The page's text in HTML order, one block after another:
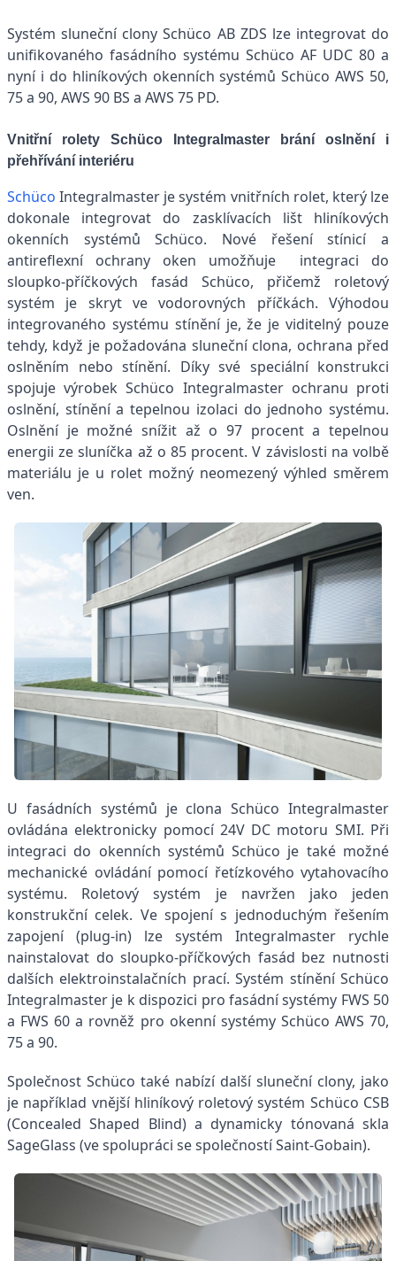
Systém sluneční clony Schüco AB ZDS lze integrovat do
unifikovaného fasádního systému Schüco AF UDC 80 a
nyní i do hliníkových okenních systémů Schüco AWS 50,
75 a 90, AWS 90 BS a AWS 75 PD.
Vnitřní rolety Schüco Integralmaster brání oslnění i
přehřívání interiéru
Schüco Integralmaster je systém vnitřních rolet, který lze
dokonale integrovat do zasklívacích lišt hliníkových
okenních systémů Schüco. Nové řešení stínicí a
antireflexní ochrany oken umožňuje integraci do
sloupko-příčkových fasád Schüco, přičemž roletový
systém je skryt ve vodorovných příčkách. Výhodou
integrovaného systému stínění je, že je viditelný pouze
tehdy, když je požadována sluneční clona, ochrana před
oslněním nebo stínění. Díky své speciální konstrukci
spojuje výrobek Schüco Integralmaster ochranu proti
oslnění, stínění a tepelnou izolaci do jednoho systému.
Oslnění je možné snížit až o 97 procent a tepelnou
energii ze sluníčka až o 85 procent. V závislosti na volbě
materiálu je u rolet možný neomezený výhled směrem
ven.
U fasádních systémů je clona Schüco Integralmaster
ovládána elektronicky pomocí 24V DC motoru SMI. Při
integraci do okenních systémů Schüco je také možné
mechanické ovládání pomocí řetízkového vytahovacího
systému. Roletový systém je navržen jako jeden
konstrukční celek. Ve spojení s jednoduchým řešením
zapojení (plug-in) lze systém Integralmaster rychle
nainstalovat do sloupko-příčkových fasád bez nutnosti
dalších elektroinstalačních prací. Systém stínění Schüco
Integralmaster je k dispozici pro fasádní systémy FWS 50
a FWS 60 a rovněž pro okenní systémy Schüco AWS 70,
75 a 90.
Společnost Schüco také nabízí další sluneční clony, jako
je například vnější hliníkový roletový systém Schüco CSB
(Concealed Shaped Blind) a dynamicky tónovaná skla
SageGlass (ve spolupráci se společností Saint-Gobain).